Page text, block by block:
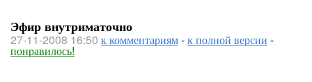
Эфир внутриматочно
27-11-2008 16:50 к комментариям-к полной версии -
понравилось!